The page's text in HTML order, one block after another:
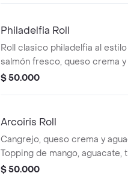
Philadelfia Roll
Roll clasico philadelfia al
salmón fresco, queso crema y
finalizado con ajonjoli.
$ 50.000
Arcoiris Roll
Cangrejo, queso crema y
Topping de mango, aguacate,
salmón.
$ 50.000